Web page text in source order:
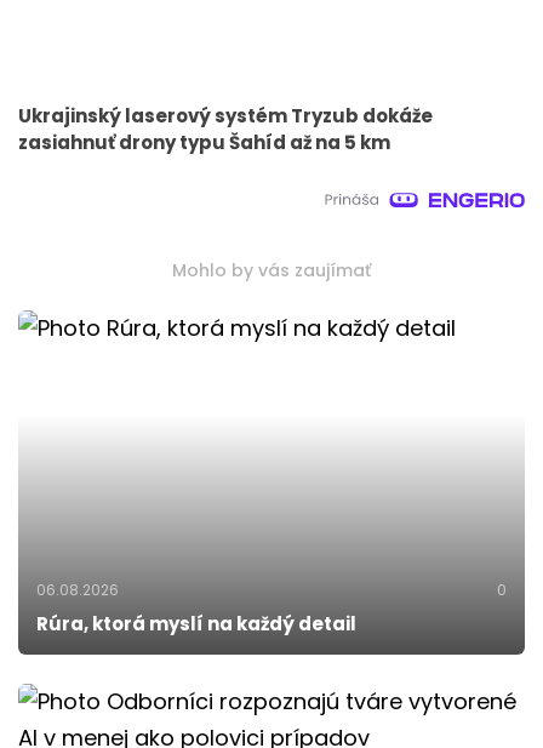
Ukrajinský laserový systém Tryzub dokáže
zasiahnuť drony typu Šahíd až na 5 km
Mohlo by vás zaujímať
06.08.2026 0
Rúra, ktorá myslí na každý detail